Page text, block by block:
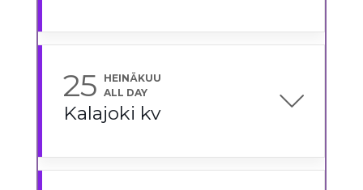
25
HEINÄKUU
ALL DAY
Kalajoki kv